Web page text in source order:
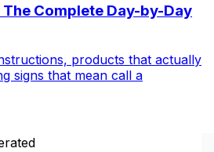
Complete Day-by-Day
products that actually
signs that mean call a